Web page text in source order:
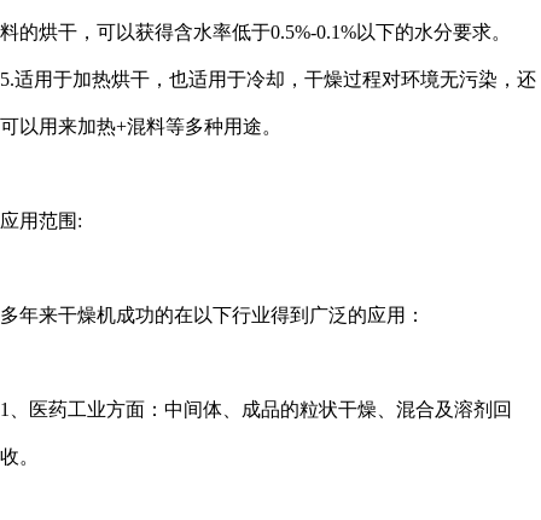
料的烘干，可以获得含水率低于0.5%-0.1%以下的水分要求。
5.适用于加热烘干，也适用于冷却，干燥过程对环境无污染，还
可以用来加热+混料等多种用途。
应用范围:
多年来干燥机成功的在以下行业得到广泛的应用：
1、医药工业方面：中间体、成品的粒状干燥、混合及溶剂回
收。